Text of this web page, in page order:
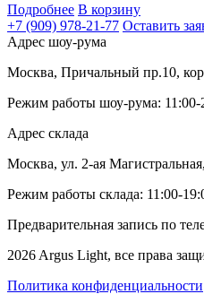
Подробнее В корзину
+7 (909) 978-21-77 Оставить
Адрес шоу-рума
Москва, Причальный пр.10,
Режим работы шоу-рума: 11:00-
Адрес склада
Москва, ул. 2-ая
Режим работы склада: 11:00-
Предварительная запись по
2026 Argus Light, все права
Политика конфиденциальности